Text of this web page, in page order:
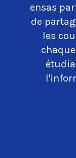
ensas
de
les